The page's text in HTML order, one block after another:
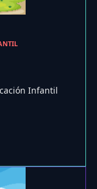
Infantil